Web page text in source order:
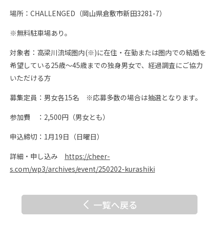
場所：CHALLENGED（岡山県倉敷市新田3281-7）
※無料駐車場あり。
対象者：高梁川流域圏内(※)に在住・在勤または圏内での結婚を
希望している25歳～45歳までの独身男女で、経過調査にご協力
いただける方
募集定員：男女各15名 ※応募多数の場合は抽選となります。
参加費 ：2,500円（男女とも）
申込締切：1月19日（日曜日）
詳細・申し込み https://cheer-
s.com/wp3/archives/event/250202-kurashiki
一覧へ戻る